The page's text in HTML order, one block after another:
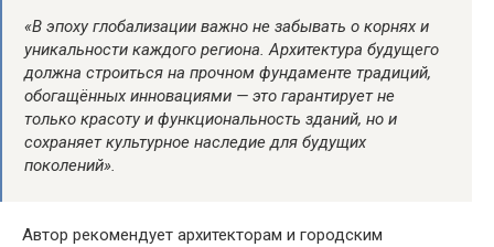
«В эпоху глобализации важно не забывать о корнях и
уникальности каждого региона. Архитектура будущего
должна строиться на прочном фундаменте традиций,
обогащённых инновациями — это гарантирует не
только красоту и функциональность зданий, но и
сохраняет культурное наследие для будущих
поколений».
Автор рекомендует архитекторам и городским